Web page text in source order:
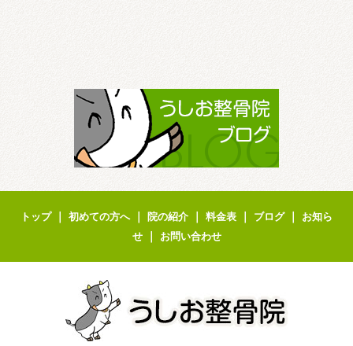
トップ｜ 初めての方へ｜ 院の紹介 ｜ 料金表 ｜ ブログ｜ お知ら
せ｜ お問い合わせ